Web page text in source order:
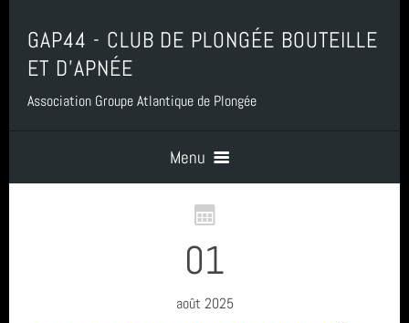
GAP44 - CLUB DE PLONGÉE BOUTEILLE
ET D'APNÉE
Association Groupe Atlantique de Plongée
Menu
Accueil
Contact
01
août 2025